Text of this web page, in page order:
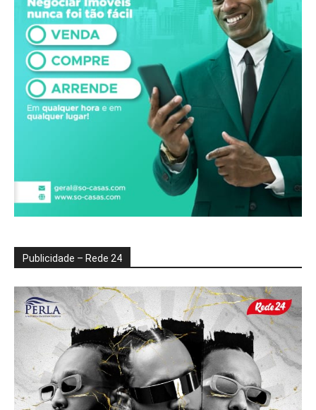
Publicidade – Rede 24